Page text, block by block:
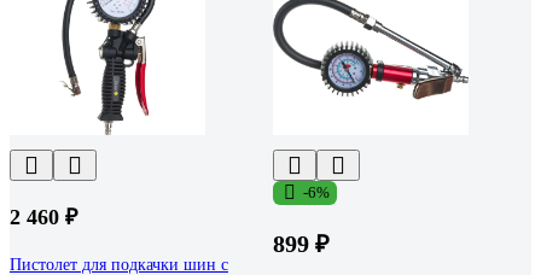
2 460 ₽
Пистолет для подкачки шин с
-6%
899 ₽